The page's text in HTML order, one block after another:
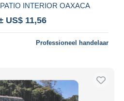
INTERIOR OAXACA
US$ 11,56
Professioneel handelaar